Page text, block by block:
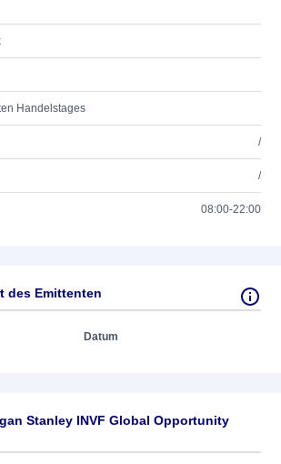
Handelstages
/
/
08:00-22:00
des Emittenten
Datum
Stanley INVF Global Opportunity